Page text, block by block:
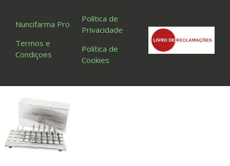
Nuncifarma Pro
Termos e
Condiçoes
Política de
Privacidade
Política de
Cookies